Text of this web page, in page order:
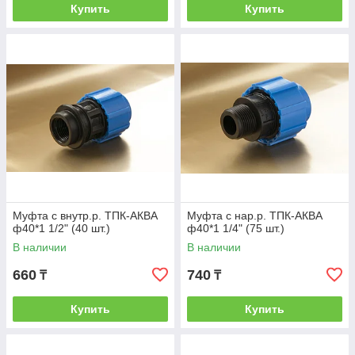
Купить Купить
Муфта с внутр.р. ТПК-АКВА
ф40*1 1/2" (40 шт.)
В наличии
660 ₸
Купить
Муфта с нар.р. ТПК-АКВА
ф40*1 1/4" (75 шт.)
В наличии
740 ₸
Купить